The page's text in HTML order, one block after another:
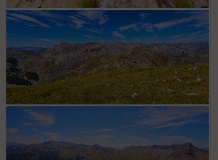
Depuis borne IGN sommet Las Donnas avec vallon d'Auron à
droite
Depuis sommet Las Donnas avec Fort Carra dans l'axe et cime
de Pal à gauche